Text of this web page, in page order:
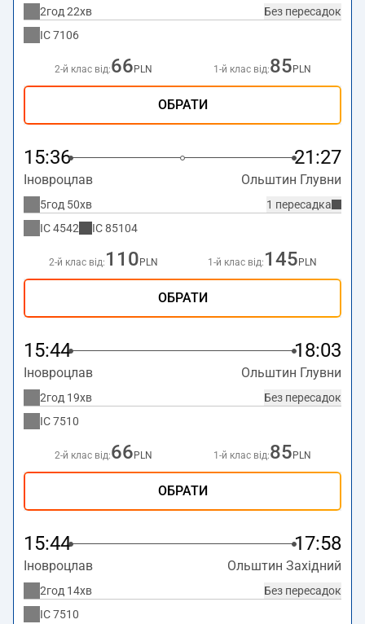
Без пересадок
2год 22хв
IC7106
2-й клас від:66 PLN 1-й клас від:85 PLN
ОБРАТИ
15:36 21:27
Іновроцлав Ольштин Глувни
1 пересадка
5год 50хв
IC4542 IC85104
2-й клас від: 110 PLN 1-й клас від: 145 PLN
ОБРАТИ
15:44 18:03
Іновроцлав Ольштин Глувни
Без пересадок
2год 19хв
IC7510
2-й клас від:66 PLN 1-й клас від:85 PLN
ОБРАТИ
15:44 17:58
Іновроцлав Ольштин Західний
Без пересадок
2год 14хв
IC7510